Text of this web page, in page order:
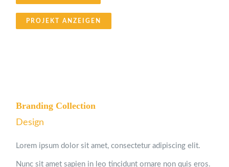
PROJEKT ANZEIGEN
Branding Collection
Design
Lorem ipsum dolor sit amet, consectetur adipiscing elit.
Nunc sit amet sapien in leo tincidunt ornare non quis eros.